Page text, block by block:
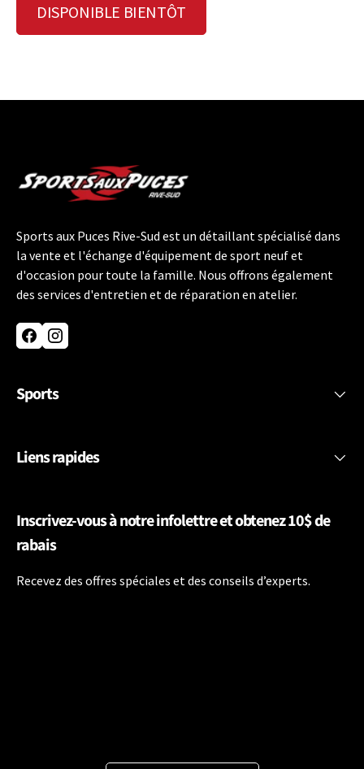
DISPONIBLE BIENTÔT
Sports aux Puces Rive-Sud est un détaillant spécialisé dans
la vente et l'échange d'équipement de sport neuf et
d'occasion pour toute la famille. Nous offrons également
des services d'entretien et de réparation en atelier.
FacebookInstagram
Sports
Liens rapides
Inscrivez-vous à notre infolettre et obtenez 10$ de
rabais
Recevez des offres spéciales et des conseils d’experts.